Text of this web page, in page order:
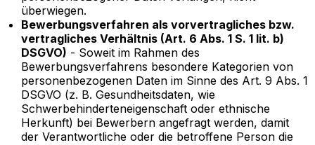
überwiegen.
Bewerbungsverfahren als vorvertragliches bzw.
vertragliches Verhältnis (Art. 6 Abs. 1 S. 1 lit. b)
DSGVO) - Soweit im Rahmen des
Bewerbungsverfahrens besondere Kategorien von
personenbezogenen Daten im Sinne des Art. 9 Abs. 1
DSGVO (z. B. Gesundheitsdaten, wie
Schwerbehinderteneigenschaft oder ethnische
Herkunft) bei Bewerbern angefragt werden, damit
der Verantwortliche oder die betroffene Person die